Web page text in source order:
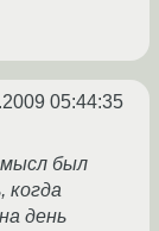
05:44:35
был
когда
день